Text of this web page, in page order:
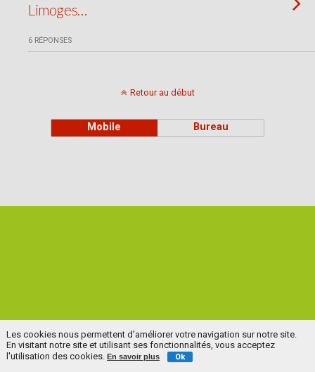
Limoges…
6 RÉPONSES
Retour au début
Mobile Bureau
Les cookies nous permettent d'améliorer votre navigation sur notre site.
En visitant notre site et utilisant ses fonctionnalités, vous acceptez
l'utilisation des cookies.En savoir plus Ok